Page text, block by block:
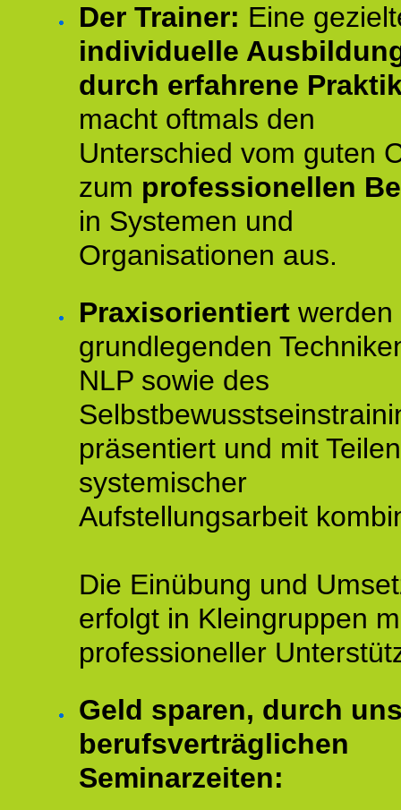
Der Trainer: Eine
individuelle
durch erfahrene
macht oftmals den
Unterschied vom guten
zum professionellen
in Systemen und
Organisationen aus.
Praxisorientiert werden
grundlegenden
NLP sowie des
präsentiert und mit Teilen
systemischer
Aufstellungsarbeit
Die Einübung und
erfolgt in Kleingruppen
professioneller
Geld sparen, durch
berufsverträglichen
Seminarzeiten: